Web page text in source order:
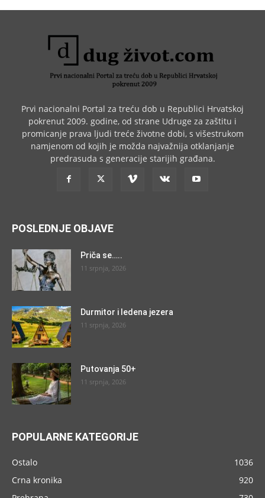
Prvi nacionalni Portal za treću dob u Republici Hrvatskoj
pokrenut 2009. godine, od strane Udruge za zaštitu i
promicanje prava ljudi treće životne dobi, s višestrukom
namjenom od kojih je možda najvažnija otklanjanje
predrasuda s generacije starijih građana.
POSLEDNJE OBJAVE
Priča se…..
11 srpnja, 2026
Durmitor i ledena jezera
11 srpnja, 2026
Putovanja 50+
11 srpnja, 2026
POPULARNE KATEGORIJE
Ostalo
1036
Crna kronika
920